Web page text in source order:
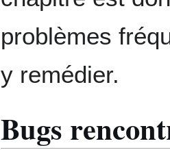
problèmes
y remédier.
Bugs